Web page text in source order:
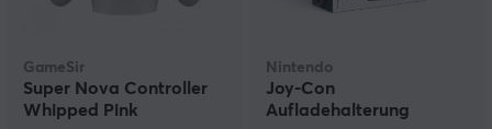
GameSir
Super Nova Controller
Whipped Pink
Nintendo
Joy-Con
Aufladehalterung